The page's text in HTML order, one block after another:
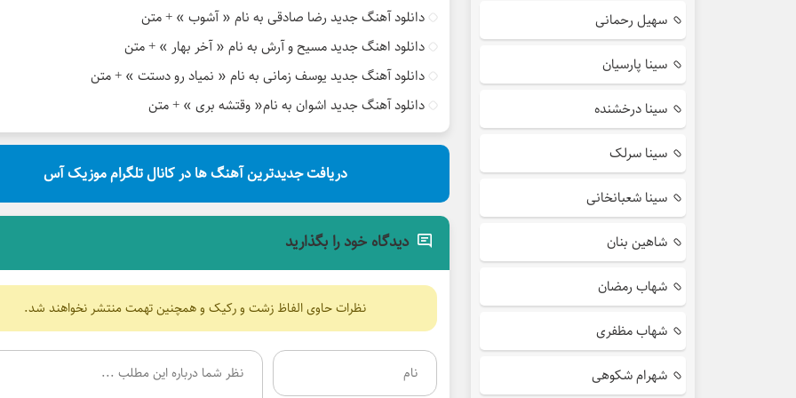
دانلود آهنگ جدید رضا صادقی به نام « آشوب » + متن
دانلود اهنگ جدید مسیح و آرش به نام « آخر بهار » + متن
دانلود آهنگ جدید یوسف زمانی به نام « نمیاد رو دستت » + متن
دانلود آهنگ جدید اشوان به نام« وقتشه بری » + متن
دریافت جدیدترین آهنگ ها در کانال تلگرام موزیک آس
دیدگاه خود را بگذارید
نظرات حاوی الفاظ زشت و رکیک و همچنین تهمت منتشر نخواهند شد.
سهیل رحمانی
سینا پارسیان
سینا درخشنده
سینا سرلک
سینا شعبانخانی
شاهین بنان
شهاب رمضان
شهاب مظفری
شهرام شکوهی